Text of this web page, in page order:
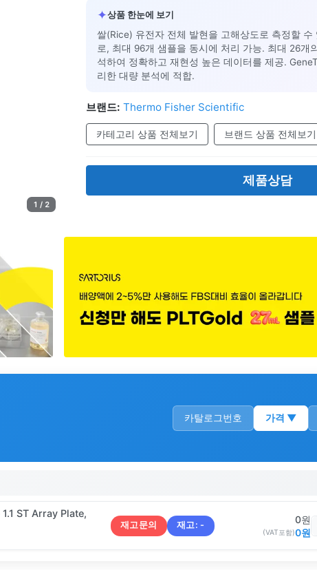
1 / 2
✦상품 한눈에 보기
쌀(Rice) 유전자 전체 발현을 고해상도로 측정할
로, 최대 96개 샘플을 동시에 처리 가능. 최대 26개
석하여 정확하고 재현성 높은 데이터를 제공.
리한 대량 분석에 적합.
브랜드: Thermo Fisher Scientific
카테고리 상품 전체보기 브랜드 상품 전체보기
제품상담
카탈로그번호 가격 ▼
ST Array Plate,
재고문의 재고: - 0원
(VAT포함)0원